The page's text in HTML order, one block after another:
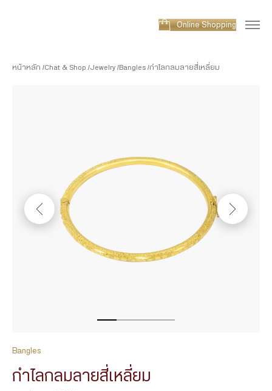
Online Shopping
หน้าหลัก Chat & Shop Jewelry Bangles กำไลกลมลายสี่เหลี่ยม
Bangles
กำไลกลมลายสี่เหลี่ยม